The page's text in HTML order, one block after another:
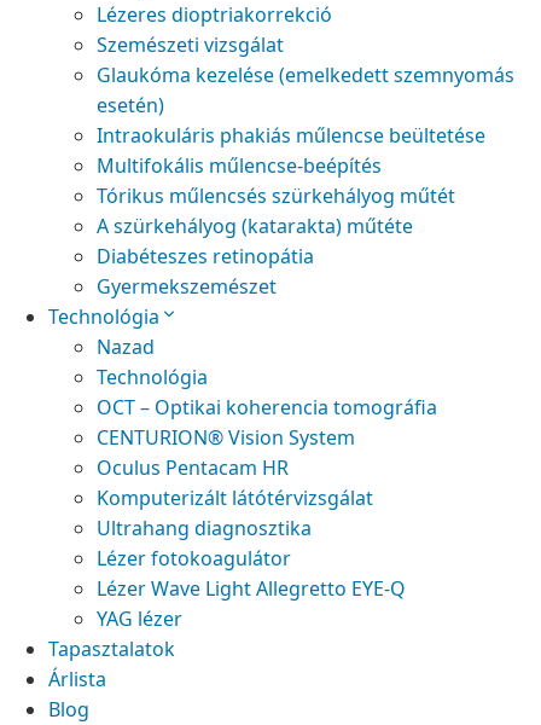
Lézeres dioptriakorrekció
Szemészeti vizsgálat
Glaukóma kezelése (emelkedett szemnyomás
esetén)
Intraokuláris phakiás műlencse beültetése
Multifokális műlencse-beépítés
Tórikus műlencsés szürkehályog műtét
A szürkehályog (katarakta) műtéte
Diabéteszes retinopátia
Gyermekszemészet
Technológia
Nazad
Technológia
OCT – Optikai koherencia tomográfia
CENTURION® Vision System
Oculus Pentacam HR
Komputerizált látótérvizsgálat
Ultrahang diagnosztika
Lézer fotokoagulátor
Lézer Wave Light Allegretto EYE-Q
YAG lézer
Tapasztalatok
Árlista
Blog